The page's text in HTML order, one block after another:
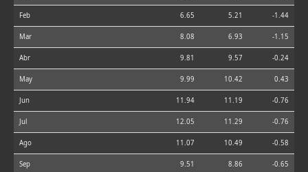
Feb 6.65 5.21 -1.44
Mar 8.08 6.93 -1.15
Abr 9.81 9.57 -0.24
May 9.99 10.42 0.43
Jun 11.94 11.19 -0.76
Jul 12.05 11.29 -0.76
Ago 11.07 10.49 -0.58
Sep 9.51 8.86 -0.65